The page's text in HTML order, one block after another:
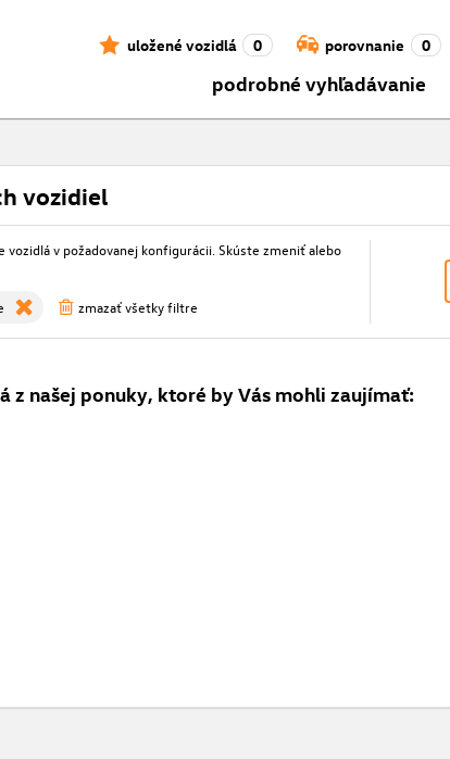
uložené vozidlá 0 porovnanie 0
podrobné vyhľadávanie
vozidiel
vozidlá v požadovanej konfigurácii. Skúste zmeniť alebo
zmazať všetky filtre
z našej ponuky, ktoré by Vás mohli zaujímať: